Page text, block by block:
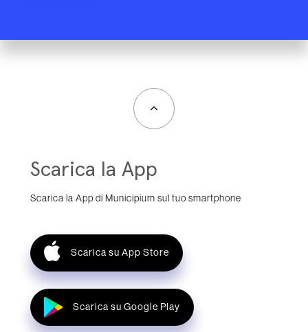
Scarica la App
Scarica la App di Municipium sul tuo smartphone
Scarica su App Store
Scarica su Google Play